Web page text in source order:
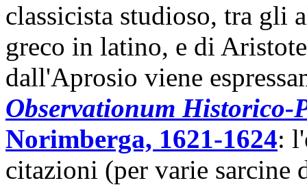
classicista studioso, tra gli
greco in latino, e di
dall'Aprosio viene
Observationum Historico-
Norimberga, 1621-1624:
citazioni (per varie